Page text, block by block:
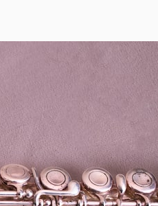
はじめに
Academy
ドキュメント
サポート
利用規約
プライバシーポリ
料金
会社概要
Reviews
採用情報
検索ト